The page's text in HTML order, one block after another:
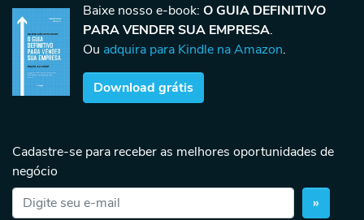
Baixe nosso e-book: O GUIA DEFINITIVO
PARA VENDER SUA EMPRESA.
Ou adquira para Kindle na Amazon.
Download grátis
Cadastre-se para receber as melhores oportunidades de
negócio
»